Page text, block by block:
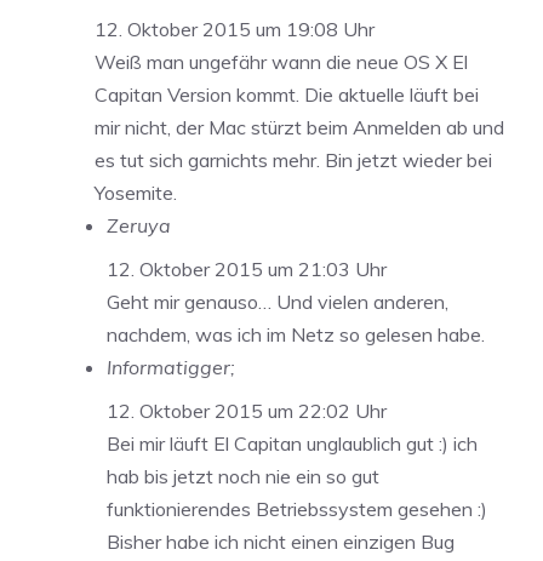
12. Oktober 2015 um 19:08 Uhr
Weiß man ungefähr wann die neue OS X El
Capitan Version kommt. Die aktuelle läuft bei
mir nicht, der Mac stürzt beim Anmelden ab und
es tut sich garnichts mehr. Bin jetzt wieder bei
Yosemite.
Zeruya
12. Oktober 2015 um 21:03 Uhr
Geht mir genauso… Und vielen anderen,
nachdem, was ich im Netz so gelesen habe.
Informatigger;
12. Oktober 2015 um 22:02 Uhr
Bei mir läuft El Capitan unglaublich gut :) ich
hab bis jetzt noch nie ein so gut
funktionierendes Betriebssystem gesehen :)
Bisher habe ich nicht einen einzigen Bug